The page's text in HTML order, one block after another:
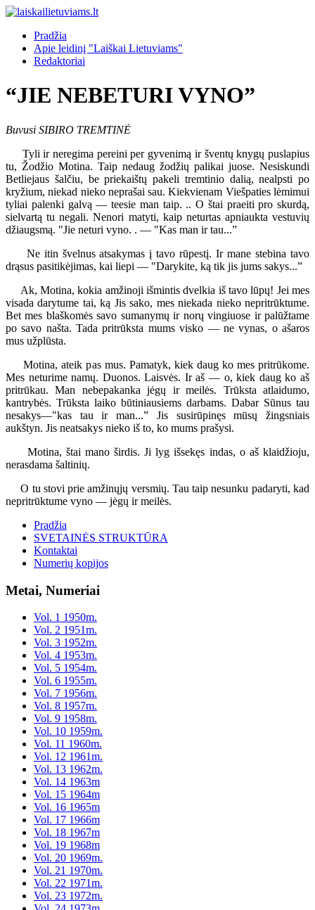
Pradžia
Apie leidinį "Laiškai Lietuviams"
Redaktoriai
“JIE NEBETURI VYNO”
Buvusi SIBIRO TREMTINĖ
Tyli ir neregima pereini per gyvenimą ir šventų knygų puslapius
tu, Žodžio Motina. Taip nedaug žodžių palikai juose. Nesiskundi
Betliejaus šalčiu, be priekaištų pakeli tremtinio dalią, nealpsti po
kryžium, niekad nieko neprašai sau. Kiekvienam Viešpaties lėmimui
tyliai palenki galvą — teesie man taip. .. O štai praeiti pro skurdą,
sielvartą tu negali. Nenori matyti, kaip neturtas apniaukta vestuvių
džiaugsmą. "Jie neturi vyno. . — "Kas man ir tau...”
Ne itin švelnus atsakymas į tavo rūpestį. Ir mane stebina tavo
drąsus pasitikėjimas, kai liepi — "Darykite, ką tik jis jums sakys...”
Ak, Motina, kokia amžinoji išmintis dvelkia iš tavo lūpų! Jei mes
visada darytume tai, ką Jis sako, mes niekada nieko nepritrūktume.
Bet mes blaškomės savo sumanymų ir norų vingiuose ir palūžtame
po savo našta. Tada pritrūksta mums visko — ne vynas, o ašaros
mus užplūsta.
Motina, ateik pas mus. Pamatyk, kiek daug ko mes pritrūkome.
Mes neturime namų. Duonos. Laisvės. Ir aš — o, kiek daug ko aš
pritrūkau. Man nebepakanka jėgų ir meilės. Trūksta atlaidumo,
kantrybės. Trūksta laiko būtiniausiems darbams. Dabar Sūnus tau
nesakys—"kas tau ir man...” Jis susirūpinęs mūsų žingsniais
aukštyn. Jis neatsakys nieko iš to, ko mums prašysi.
Motina, štai mano širdis. Ji lyg išsekęs indas, o aš klaidžioju,
nerasdama šaltinių.
O tu stovi prie amžinųjų versmių. Tau taip nesunku padaryti, kad
nepritrūktume vyno — jėgų ir meilės.
Pradžia
SVETAINĖS STRUKTŪRA
Kontaktai
Numerių kopijos
Metai, Numeriai
Vol. 1 1950m.
Vol. 2 1951m.
Vol. 3 1952m.
Vol. 4 1953m.
Vol. 5 1954m.
Vol. 6 1955m.
Vol. 7 1956m.
Vol. 8 1957m.
Vol. 9 1958m.
Vol. 10 1959m.
Vol. 11 1960m.
Vol. 12 1961m.
Vol. 13 1962m.
Vol. 14 1963m
Vol. 15 1964m
Vol. 16 1965m
Vol. 17 1966m
Vol. 18 1967m
Vol. 19 1968m
Vol. 20 1969m.
Vol. 21 1970m.
Vol. 22 1971m.
Vol. 23 1972m.